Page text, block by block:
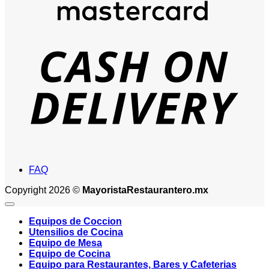
FAQ
Copyright 2026 © MayoristaRestaurantero.mx
Equipos de Coccion
Utensilios de Cocina
Equipo de Mesa
Equipo de Cocina
Equipo para Restaurantes, Bares y Cafeterias